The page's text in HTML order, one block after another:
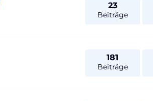
23
Beiträge
181
Beiträge